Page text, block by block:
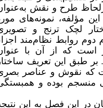
طرح و نقش به‌عنوان
مؤلفه، نمونه‌های مورد
لچک ترنج و تصویری
روابط نظام‌مند اجزاء
که از آن با عنوان
طبق این تعریف ساختار
نقوش و عناصر بصری
منسجم بوده و همبستگی
این فصل به این نتیجه